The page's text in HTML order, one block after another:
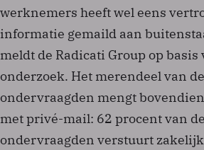
werknemers heeft wel eens
informatie gemaild aan
meldt de Radicati Group op basis
onderzoek. Het merendeel van de
ondervraagden mengt
met privé-mail: 62 procent van de
ondervraagden verstuurt